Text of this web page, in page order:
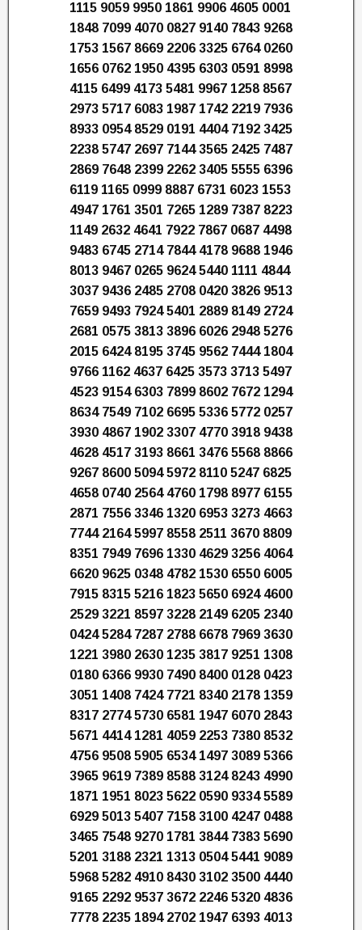
1115 9059 9950 1861 9906 4605 0001
1848 7099 4070 0827 9140 7843 9268
1753 1567 8669 2206 3325 6764 0260
1656 0762 1950 4395 6303 0591 8998
4115 6499 4173 5481 9967 1258 8567
2973 5717 6083 1987 1742 2219 7936
8933 0954 8529 0191 4404 7192 3425
2238 5747 2697 7144 3565 2425 7487
2869 7648 2399 2262 3405 5555 6396
6119 1165 0999 8887 6731 6023 1553
4947 1761 3501 7265 1289 7387 8223
1149 2632 4641 7922 7867 0687 4498
9483 6745 2714 7844 4178 9688 1946
8013 9467 0265 9624 5440 1111 4844
3037 9436 2485 2708 0420 3826 9513
7659 9493 7924 5401 2889 8149 2724
2681 0575 3813 3896 6026 2948 5276
2015 6424 8195 3745 9562 7444 1804
9766 1162 4637 6425 3573 3713 5497
4523 9154 6303 7899 8602 7672 1294
8634 7549 7102 6695 5336 5772 0257
3930 4867 1902 3307 4770 3918 9438
4628 4517 3193 8661 3476 5568 8866
9267 8600 5094 5972 8110 5247 6825
4658 0740 2564 4760 1798 8977 6155
2871 7556 3346 1320 6953 3273 4663
7744 2164 5997 8558 2511 3670 8809
8351 7949 7696 1330 4629 3256 4064
6620 9625 0348 4782 1530 6550 6005
7915 8315 5216 1823 5650 6924 4600
2529 3221 8597 3228 2149 6205 2340
0424 5284 7287 2788 6678 7969 3630
1221 3980 2630 1235 3817 9251 1308
0180 6366 9930 7490 8400 0128 0423
3051 1408 7424 7721 8340 2178 1359
8317 2774 5730 6581 1947 6070 2843
5671 4414 1281 4059 2253 7380 8532
4756 9508 5905 6534 1497 3089 5366
3965 9619 7389 8588 3124 8243 4990
1871 1951 8023 5622 0590 9334 5589
6929 5013 5407 7158 3100 4247 0488
3465 7548 9270 1781 3844 7383 5690
5201 3188 2321 1313 0504 5441 9089
5968 5282 4910 8430 3102 3500 4440
9165 2292 9537 3672 2246 5320 4836
7778 2235 1894 2702 1947 6393 4013